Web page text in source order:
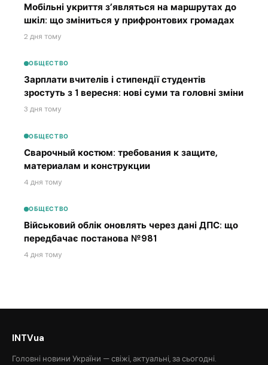
Мобільні укриття з’являться на маршрутах до
шкіл: що зміниться у прифронтових громадах
2 дня тому
ОБЩЕСТВО
Зарплати вчителів і стипендії студентів
зростуть з 1 вересня: нові суми та головні зміни
3 дня тому
ОБЩЕСТВО
Сварочный костюм: требования к защите,
материалам и конструкции
4 дня тому
ОБЩЕСТВО
Військовий облік оновлять через дані ДПС: що
передбачає постанова №981
4 дня тому
INTVua
Головні новини України — свіжі, актуальні, за сьогодні.